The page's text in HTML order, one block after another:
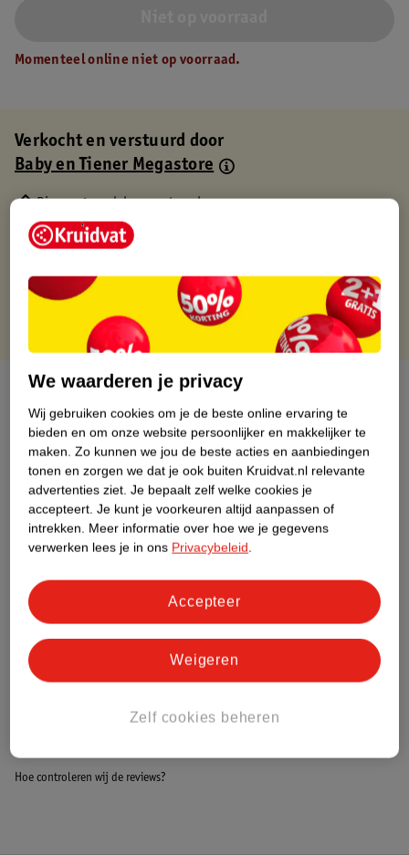
Momenteel online niet op voorraad.
Verkocht en verstuurd door
Baby en Tiener Megastore
Binnen 1 werkdag verstuurd
Gratis thuisbezorgd
Gratis retourneren via verkooppartner.
Over dit product
Productinformatie
Nature Impact Score
Dit product heeft (nog) geen Nature
Impact Score.
Meer informatie
Bestel & Bezorginformatie
Hoe controleren wij de reviews?
We waarderen je privacy
Wij gebruiken cookies om je de beste online ervaring te
bieden en om onze website persoonlijker en makkelijker te
maken. Zo kunnen we jou de beste acties en aanbiedingen
tonen en zorgen we dat je ook buiten Kruidvat.nl relevante
advertenties ziet. Je bepaalt zelf welke cookies je
accepteert. Je kunt je voorkeuren altijd aanpassen of
intrekken. Meer informatie over hoe we je gegevens
verwerken lees je in ons Privacybeleid.
Zelf cookies beheren
Weigeren
Accepteer